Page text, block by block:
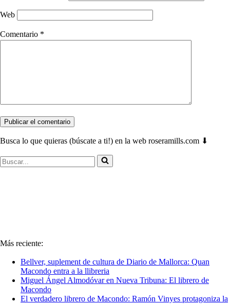
Web
Comentario *
Busca lo que quieras (búscate a ti!) en la web roseramills.com ⬇
Buscar...
Más reciente:
Bellver, suplement de cultura de Diario de Mallorca: Quan
Macondo entra a la llibreria
Miguel Ángel Almodóvar en Nueva Tribuna: El librero de
Macondo
El verdadero librero de Macondo: Ramón Vinyes protagoniza la